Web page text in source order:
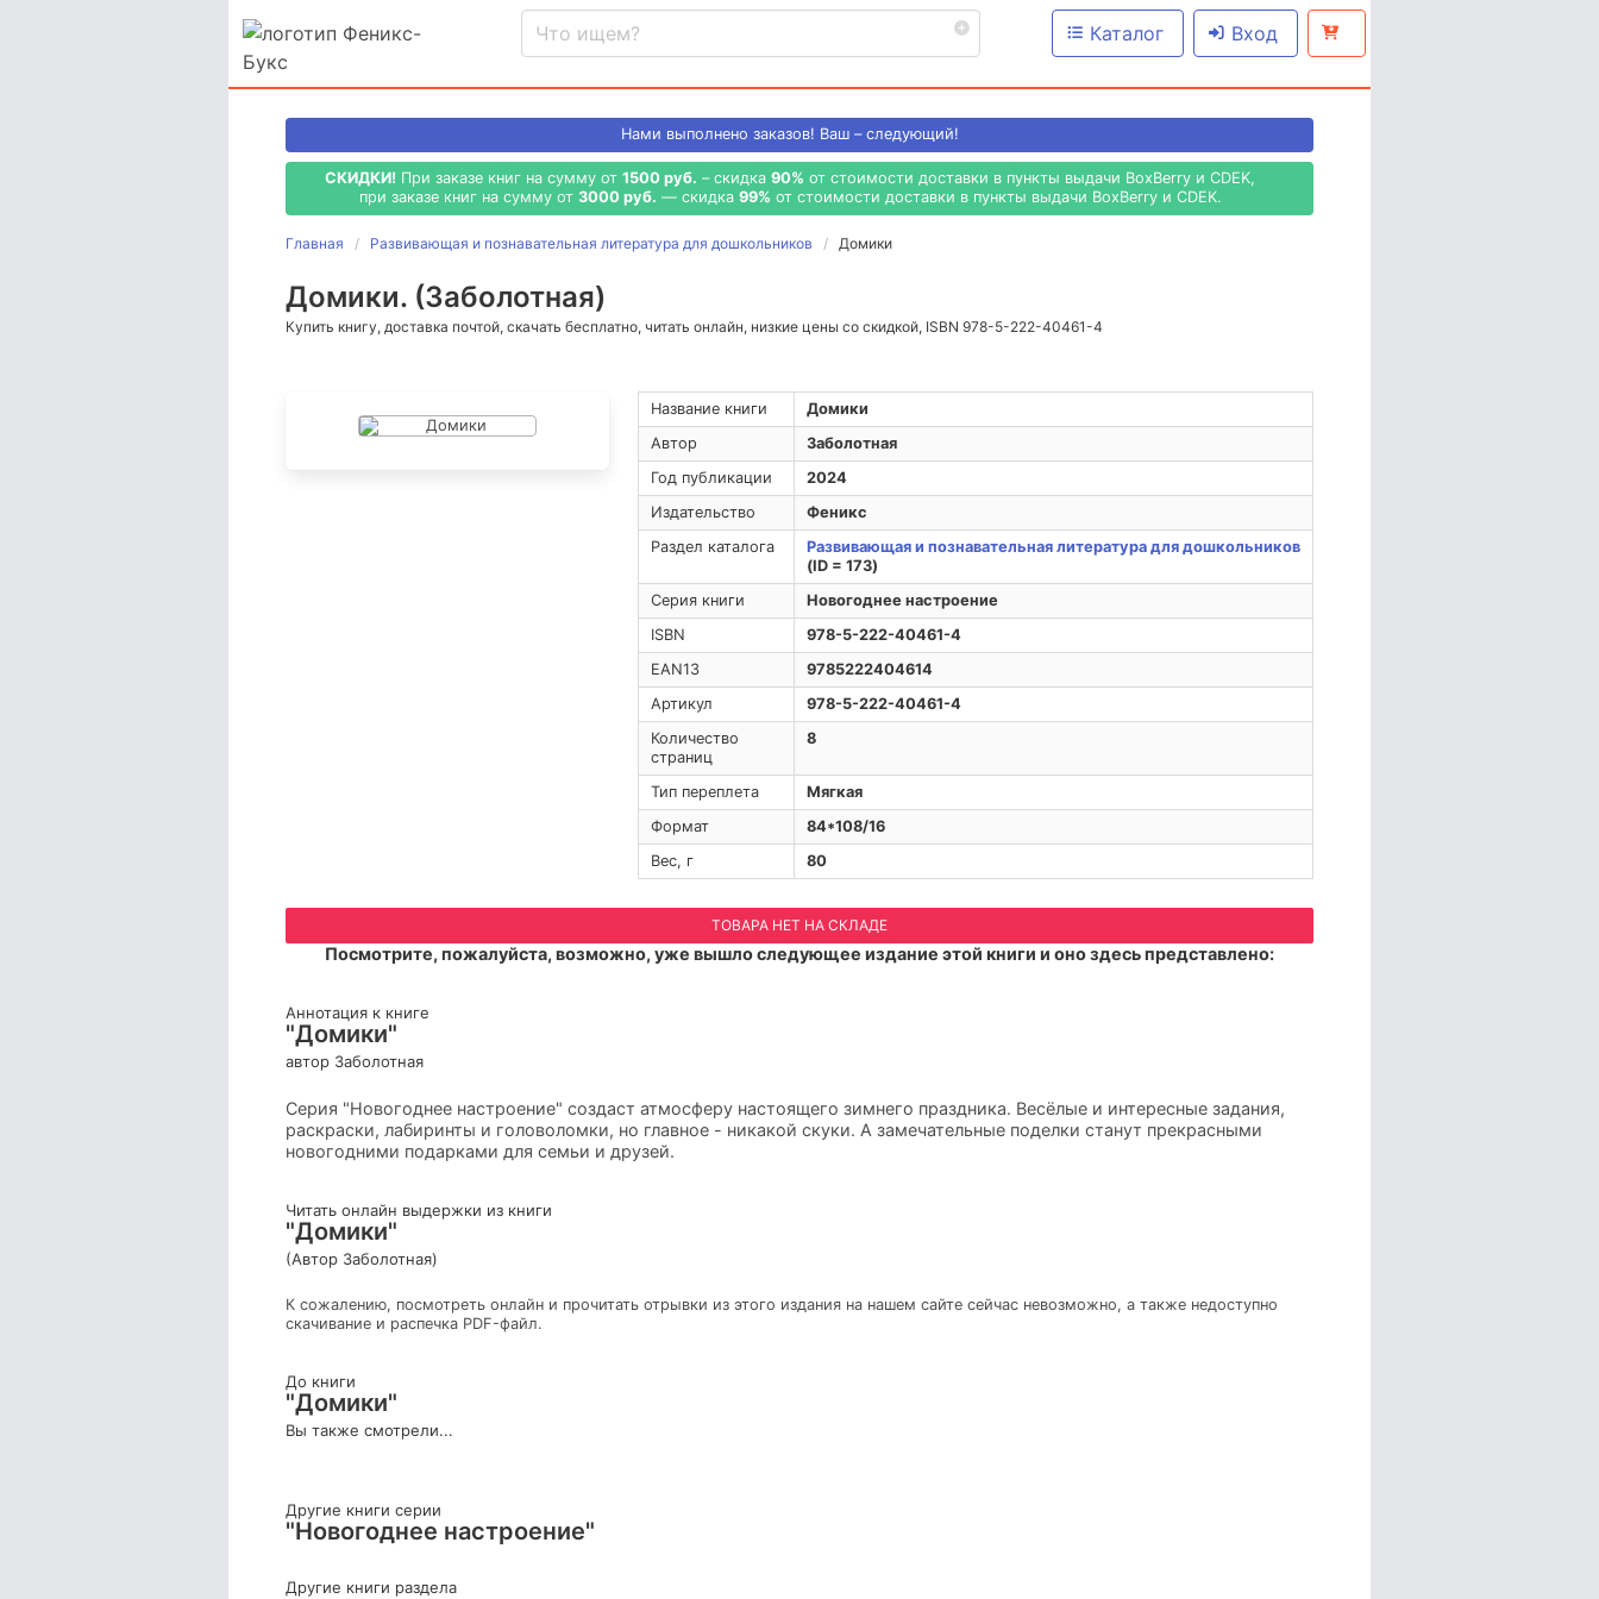
Каталог Вход
Нами выполнено заказов! Ваш – следующий!
СКИДКИ! При заказе книг на сумму от 1500 руб. – скидка 90% от стоимости доставки в пункты выдачи BoxBerry и CDEK,
при заказе книг на сумму от 3000 руб. — скидка 99% от стоимости доставки в пункты выдачи BoxBerry и CDEK.
Главная Развивающая и познавательная литература для дошкольников Домики
Домики. (Заболотная)
Купить книгу, доставка почтой, скачать бесплатно, читать онлайн, низкие цены со скидкой, ISBN 978-5-222-40461-4
Название книги
Домики
Автор
Заболотная
Год публикации
2024
Издательство
Феникс
Раздел каталога
Развивающая и познавательная литература для дошкольников
(ID = 173)
Серия книги
Новогоднее настроение
ISBN
978-5-222-40461-4
EAN13
9785222404614
Артикул
978-5-222-40461-4
Количество
страниц
8
Тип переплета
Мягкая
Формат
84*108/16
Вес, г
80
ТОВАРА НЕТ НА СКЛАДЕ
Посмотрите, пожалуйста, возможно, уже вышло следующее издание этой книги и оно здесь представлено:
Аннотация к книге
"Домики"
автор Заболотная
Серия "Новогоднее настроение" создаст атмосферу настоящего зимнего праздника. Весёлые и интересные задания,
раскраски, лабиринты и головоломки, но главное - никакой скуки. А замечательные поделки станут прекрасными
новогодними подарками для семьи и друзей.
Читать онлайн выдержки из книги
"Домики"
(Автор Заболотная)
К сожалению, посмотреть онлайн и прочитать отрывки из этого издания на нашем сайте сейчас невозможно, а также недоступно
скачивание и распечка PDF-файл.
До книги
"Домики"
Вы также смотрели...
Другие книги серии
"Новогоднее настроение"
Другие книги раздела